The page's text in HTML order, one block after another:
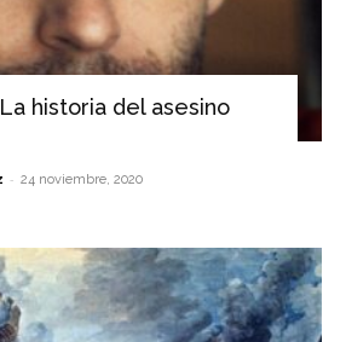
historia del asesino
- 24 noviembre, 2020